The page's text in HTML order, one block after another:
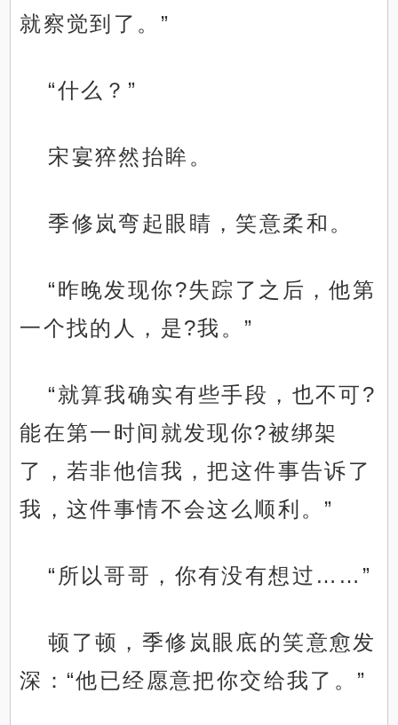
就察觉到了。”
“什么？”
宋宴猝然抬眸。
季修岚弯起眼睛，笑意柔和。
“昨晚发现你?失踪了之后，他第
一个找的人，是?我。”
“就算我确实有些手段，也不可?
能在第一时间就发现你?被绑架
了，若非他信我，把这件事告诉了
我，这件事情不会这么顺利。”
“所以哥哥，你有没有想过……”
顿了顿，季修岚眼底的笑意愈发
深：“他已经愿意把你交给我了。”